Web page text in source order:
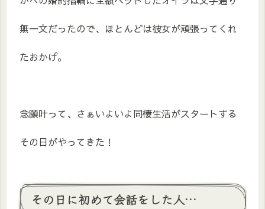
無一文だったので、ほとんどは彼女が頑張ってくれ
たおかげ。
念願叶って、さぁいよいよ同棲生活がスタートする
その日がやってきた！
その日に初めて会話をした人…